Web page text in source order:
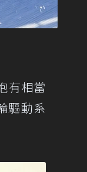
有相當
驅動系